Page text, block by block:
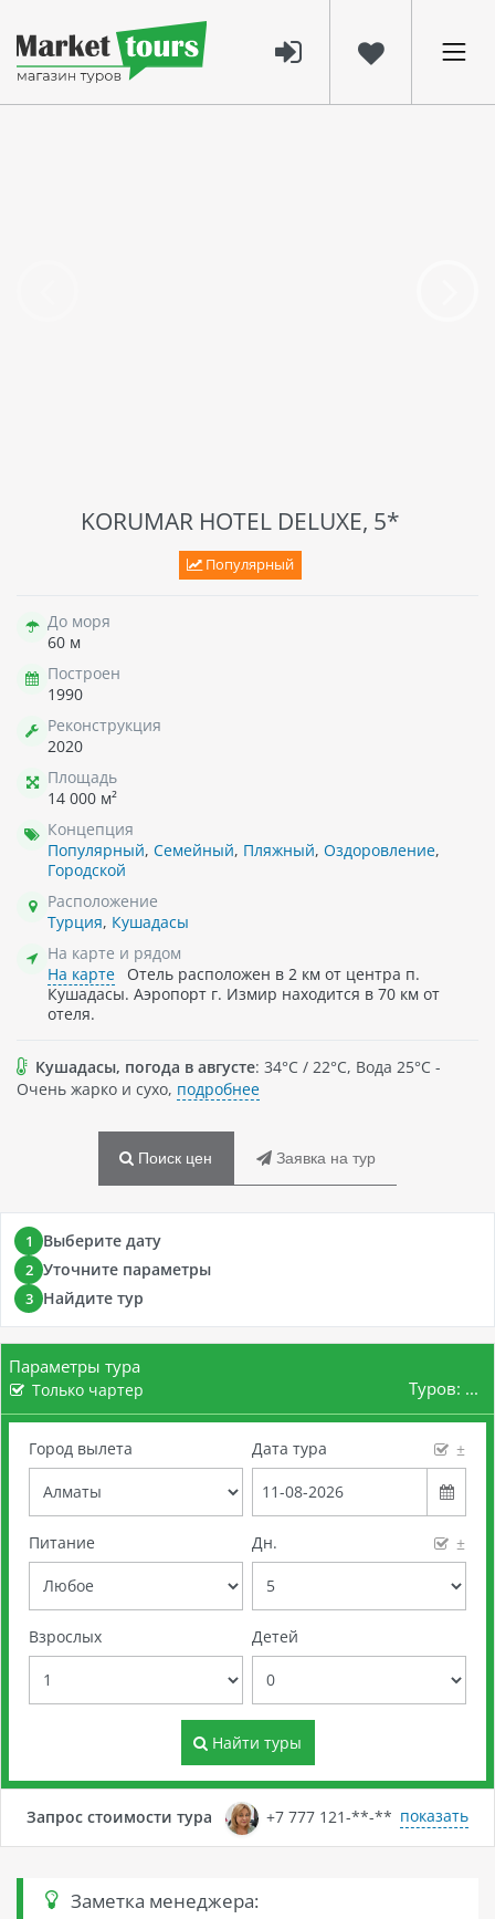
KORUMAR HOTEL DELUXE, 5*
Популярный
До моря
60 м
Построен
1990
Реконструкция
2020
Площадь
14 000 м²
Концепция
Популярный, Семейный, Пляжный, Оздоровление,
Городской
Расположение
Турция, Кушадасы
На карте и рядом
На карте
Отель расположен в 2 км от центра п.
Кушадасы. Аэропорт г. Измир находится в 70 км от
отеля.
Кушадасы, погода в августе: 34°C / 22°C, Вода 25°C -
Очень жарко и сухо, подробнее
Поиск цен Заявка на тур
1 Выберите дату
2 Уточните параметры
3 Найдите тур
Параметры тура
Только чартер Туров: ...
Город вылета Дата тура ±
Питание Дн. ±
Взрослых Детей
Найти туры
Запрос стоимости тура +7 777 121-**-** показать
Заметка менеджера: